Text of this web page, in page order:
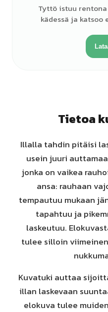
Tyttö istuu
kädessä ja katsoo
Tietoa
Illalla tahdin pitäisi
usein juuri
jonka on vaikea
ansa: rauhaan
tempautuu mukaan
tapahtuu ja
laskeutuu.
tulee silloin
Kuvatuki auttaa
illan laskevaan
elokuva tulee